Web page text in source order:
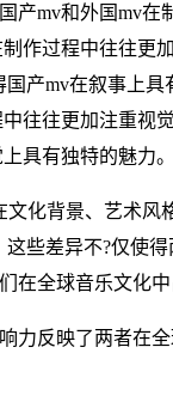
产mv和外国mv在
作过程中往往更
国产mv在叙事上
中往往更加注重视
具有独特的魅力。
文化背景、艺术风
这些差异不?仅使
在全球音乐文化中
力反映了两者在